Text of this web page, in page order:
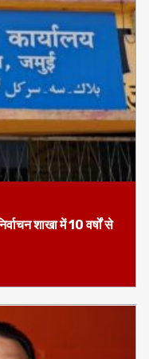
शाखा में 10 वर्षों से